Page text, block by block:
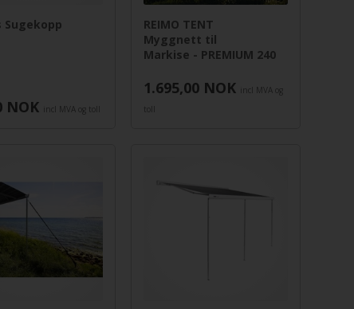
Sugekopp
NOK incl MVA og toll
REIMO TENT
Myggnett til
Markise - PREMIUM 240
1.695,00 NOK
incl MVA og
toll